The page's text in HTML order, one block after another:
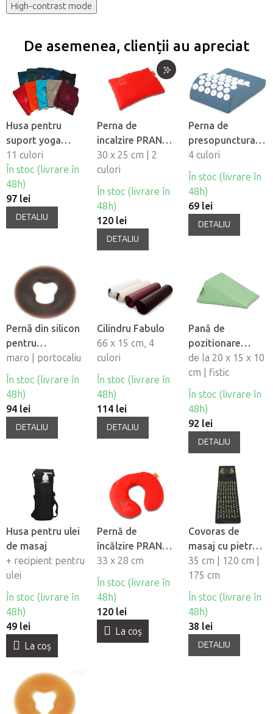
High-contrast mode
De asemenea, clienții au apreciat
Husa pentru
suport yoga
PRANA
11 culori
În stoc (livrare în
48h)
97 lei
DETALIU
Perna de
incalzire PRANA
cu sâmburi de
cires
30 x 25 cm | 2
culori
În stoc (livrare în
48h)
120 lei
DETALIU
Perna de
presopunctura
VITAL
4 culori
În stoc (livrare în
48h)
69 lei
DETALIU
Pernã din silicon
pentru
deschiderea
fetei Fabulo
maro | portocaliu
În stoc (livrare în
48h)
94 lei
DETALIU
Cilindru Fabulo
66 x 15 cm, 4
culori
În stoc (livrare în
48h)
114 lei
DETALIU
Pană de
pozitionare
Habys
de la 20 x 15 x 10
cm | fistic
În stoc (livrare în
48h)
92 lei
DETALIU
Husa pentru ulei
de masaj
+ recipient pentru
ulei
În stoc (livrare în
48h)
49 lei
La coş
Pernă de
încălzire PRANA
cu sâmburi de
cires în formă de
semilună
33 x 28 cm
În stoc (livrare în
48h)
120 lei
La coş
Covoras de
masaj cu pietre
de
presopunctură
35 cm | 120 cm |
175 cm
În stoc (livrare în
48h)
38 lei
DETALIU